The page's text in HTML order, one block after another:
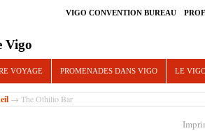
VIGO CONVENTION BUREAU
Vigo
VOYAGE PROMENADES DANS VIGO LE
→ The Othilio Bar